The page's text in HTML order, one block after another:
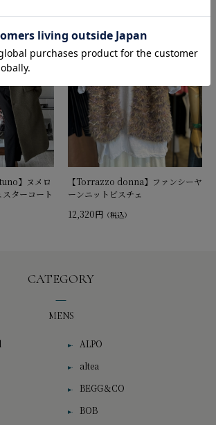
】ヌメロ
ターコート
【Torrazzo donna】ファンシーヤ
ーンニットビスチェ
12,320円 （税込）
CATEGORY
MENS
ALPO
altea
BEGG＆CO
BOB